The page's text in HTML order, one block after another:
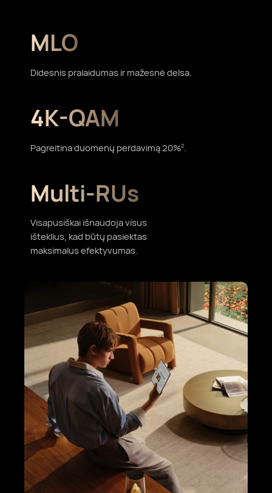
MLO
Didesnis pralaidumas ir mažesnė delsa.
4K-QAM
Pagreitina duomenų perdavimą 20%2.
Multi-RUs
Visapusiškai išnaudoja visus
išteklius, kad būtų pasiektas
maksimalus efektyvumas.